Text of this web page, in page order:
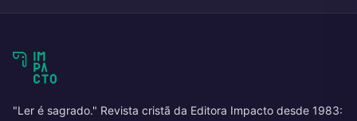
"Ler é sagrado." Revista cristã da Editora Impacto desde 1983: